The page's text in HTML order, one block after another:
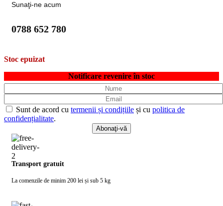
Sunaţi-ne acum
0788 652 780
Stoc epuizat
Notificare revenire în stoc
Sunt de acord cu termenii și condițiile și cu politica de
confidențialitate.
Transport gratuit
La comenzile de minim 200 lei și sub 5 kg